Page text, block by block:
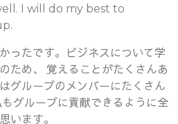
I will do my best to
ったです。ビジネスについて学
ため、 覚えることがたくさんあ
グループのメンバーにたくさん
グループに貢献できるように全
います。